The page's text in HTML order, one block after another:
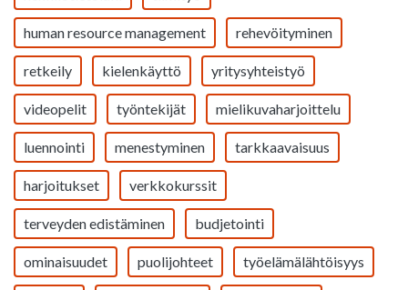
human resource management rehevöityminen
retkeily kielenkäyttö yritysyhteistyö
videopelit työntekijät mielikuvaharjoittelu
luennointi menestyminen tarkkaavaisuus
harjoitukset verkkokurssit
terveyden edistäminen budjetointi
ominaisuudet puolijohteet työelämälähtöisyys